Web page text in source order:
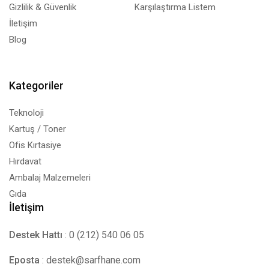
Gizlilik & Güvenlik
İletişim
Blog
Karşılaştırma Listem
Kategoriler
Teknoloji
Kartuş / Toner
Ofis Kırtasiye
Hırdavat
Ambalaj Malzemeleri
Gıda
İletişim
Destek Hattı : 0 (212) 540 06 05
Eposta : destek@sarfhane.com